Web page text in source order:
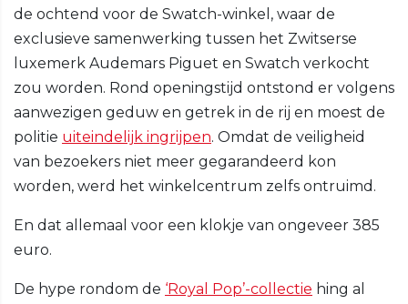
de ochtend voor de Swatch-winkel, waar de
exclusieve samenwerking tussen het Zwitserse
luxemerk Audemars Piguet en Swatch verkocht
zou worden. Rond openingstijd ontstond er volgens
aanwezigen geduw en getrek in de rij en moest de
politie uiteindelijk ingrijpen. Omdat de veiligheid
van bezoekers niet meer gegarandeerd kon
worden, werd het winkelcentrum zelfs ontruimd.
En dat allemaal voor een klokje van ongeveer 385
euro.
De hype rondom de ‘Royal Pop’-collectie hing al